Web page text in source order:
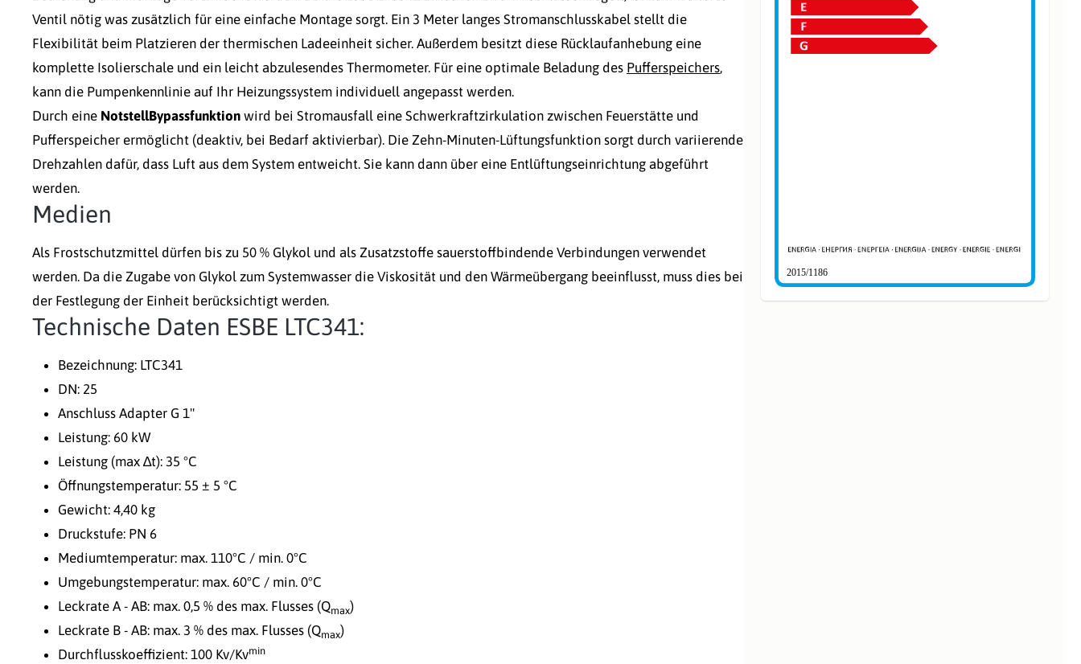
Ventil nötig was zusätzlich für eine einfache Montage sorgt. Ein 3 Meter langes Stromanschlusskabel stellt die
Flexibilität beim Platzieren der thermischen Ladeeinheit sicher. Außerdem besitzt diese Rücklaufanhebung eine
komplette Isolierschale und ein leicht abzulesendes Thermometer. Für eine optimale Beladung des Pufferspeichers,
kann die Pumpenkennlinie auf Ihr Heizungssystem individuell angepasst werden.
Durch eine Notstell­Bypassfunktion wird bei Stromausfall eine Schwerkraftzirkulation zwischen Feuerstätte und
Pufferspeicher ermöglicht (deaktiv, bei Bedarf aktivierbar). Die Zehn-Minuten-Lüftungsfunktion sorgt durch variierende
Drehzahlen dafür, dass Luft aus dem System entweicht. Sie kann dann über eine Entlüftungseinrichtung abgeführt
werden.
Medien
Als Frostschutzmittel dürfen bis zu 50 % Glykol und als Zusatzstoffe sauerstoffbindende Verbindungen verwendet
werden. Da die Zugabe von Glykol zum Systemwasser die Viskosität und den Wärmeübergang beeinflusst, muss dies bei
der Festlegung der Einheit berücksichtigt werden.
Technische Daten ESBE LTC341:
Bezeichnung: LTC341
DN: 25
Anschluss Adapter G 1"
Leistung: 60 kW
Leistung (max ∆t): 35 °C
Öffnungstemperatur: 55 ± 5 °C
Gewicht: 4,40 kg
Druckstufe: PN 6
Mediumtemperatur: max. 110°C / min. 0°C
Umgebungstemperatur: max. 60°C / min. 0°C
Leckrate A - AB: max. 0,5 % des max. Flusses (Qmax)
Leckrate B - AB: max. 3 % des max. Flusses (Qmax)
Durchflusskoeffizient: 100 Kv/Kvmin
2015/1186